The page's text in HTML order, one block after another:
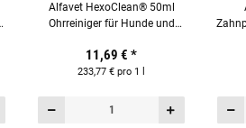
Alfavet HexoClean® 50ml
Ohrreiniger für Hunde und
11,69 € *
233,77 € pro 1 l